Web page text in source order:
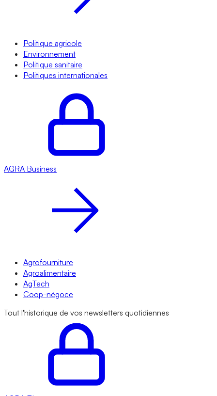
Politique agricole
Environnement
Politique sanitaire
Politiques internationales
AGRA Business
Agrofourniture
Agroalimentaire
AgTech
Coop-négoce
Tout l'historique de vos newsletters quotidiennes